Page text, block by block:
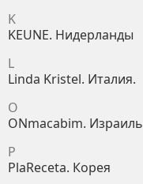
K
KEUNE. Нидерланды
L
Linda Kristel. Италия.
O
ONmacabim. Израиль
P
PlaReceta. Корея